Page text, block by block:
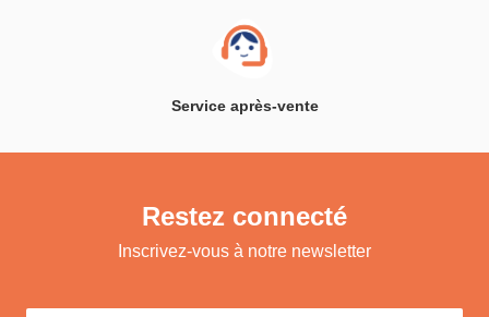
Service après-vente
Restez connecté
Inscrivez-vous à notre newsletter